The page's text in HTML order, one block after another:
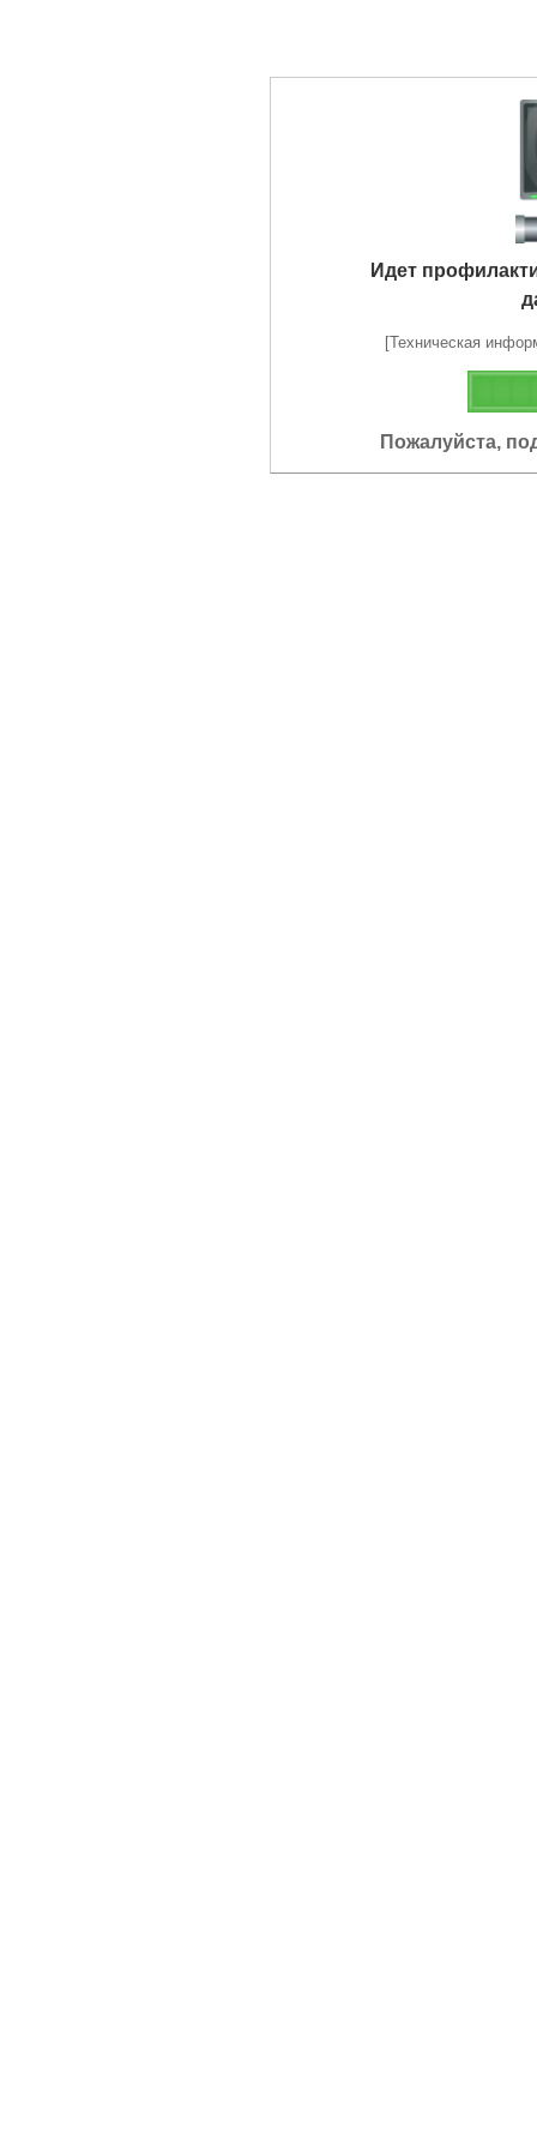
Идет
[Техническая
Пожалуйста,